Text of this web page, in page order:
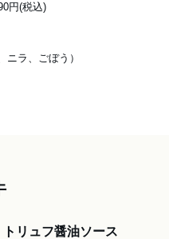
円(税込)
ラ、ごぼう）
リュフ醤油ソース